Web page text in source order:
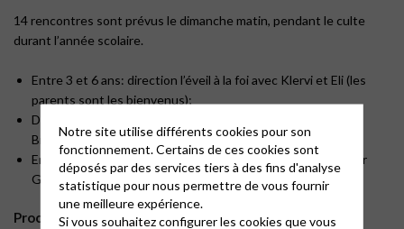
14 rencontres sont prévus le dimanche matin, pendant le culte
durant l’année scolaire.
Entre 3 et 6 ans: direction l’éveil à la foi avec Klervi et Eli (les
parents sont les bienvenus);
De 7 à 10 ans: Claire-Lise vous donne rendez-vous au Club
Biblique;
Enfin, pour les 11 – 15 ans: place au catéchisme encadré par
Gaël.
Prochaines dates
Notre site utilise différents cookies pour son
fonctionnement. Certains de ces cookies sont
déposés par des services tiers à des fins d'analyse
statistique pour nous permettre de vous fournir
une meilleure expérience.
Si vous souhaitez configurer les cookies que vous